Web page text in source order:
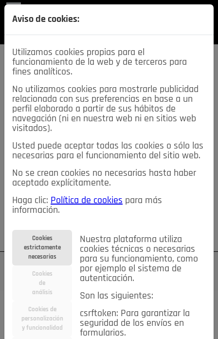
SECCIONES
descarga esta
REVISTA
≡NOTICIAS
NOTICIAS SERVICIOS DE INTERÉS
TABLÓN DE ANUNCIOS MIS ANUNCIOS CONTACTO
NOSOTROS
Su cuenta Regístrese ¿Olvidó su contraseña?
TODAS Deporte Bicicletas Deportes y Ocio
Electrodomésticos
Aviso de cookies:
Utilizamos cookies propias para el
funcionamiento de la web y de terceros para
fines analíticos.
No utilizamos cookies para mostrarle publicidad
relacionada con sus preferencias en base a un
perfil elaborado a partir de sus hábitos de
navegación (ni en nuestra web ni en sitios web
visitados).
Usted puede aceptar todas las cookies o sólo las
necesarias para el funcionamiento del sitio web.
No se crean cookies no necesarias hasta haber
aceptado explícitamente.
Haga clic: Política de cookies para más
información.
Cookies
estrictamente
necesarias
Cookies
de
análisis
Cookies de
personalización
y funcionalidad
Nuestra plataforma utiliza
cookies técnicas o necesarias
para su funcionamiento, como
por ejemplo el sistema de
autenticación.
Son las siguientes:
csrftoken: Para garantizar la
seguridad de los envíos en
formularios.